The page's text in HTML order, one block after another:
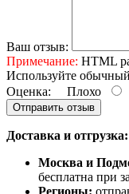
Ваш отзыв:
Примечание: HTML
Используйте обычный
Оценка: Плохо
Отправить отзыв
Доставка и отгрузка:
Москва и
бесплатна при
Регионы: